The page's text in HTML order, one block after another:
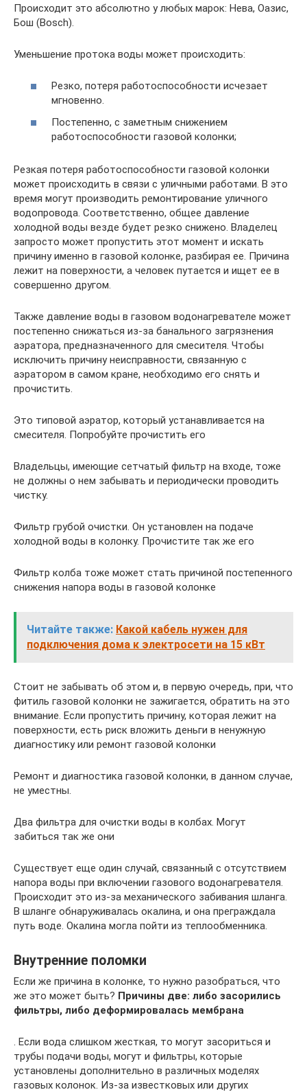
Происходит это абсолютно у любых марок: Нева, Оазис,
Бош (Bosch).
Уменьшение протока воды может происходить:
Резко, потеря работоспособности исчезает
мгновенно.
Постепенно, с заметным снижением
работоспособности газовой колонки;
Резкая потеря работоспособности газовой колонки
может происходить в связи с уличными работами. В это
время могут производить ремонтирование уличного
водопровода. Соответственно, общее давление
холодной воды везде будет резко снижено. Владелец
запросто может пропустить этот момент и искать
причину именно в газовой колонке, разбирая ее. Причина
лежит на поверхности, а человек путается и ищет ее в
совершенно другом.
Также давление воды в газовом водонагревателе может
постепенно снижаться из-за банального загрязнения
аэратора, предназначенного для смесителя. Чтобы
исключить причину неисправности, связанную с
аэратором в самом кране, необходимо его снять и
прочистить.
Это типовой аэратор, который устанавливается на
смесителя. Попробуйте прочистить его
Владельцы, имеющие сетчатый фильтр на входе, тоже
не должны о нем забывать и периодически проводить
чистку.
Фильтр грубой очистки. Он установлен на подаче
холодной воды в колонку. Прочистите так же его
Фильтр колба тоже может стать причиной постепенного
снижения напора воды в газовой колонке
Читайте также: Какой кабель нужен для
подключения дома к электросети на 15 кВт
Стоит не забывать об этом и, в первую очередь, при, что
фитиль газовой колонки не зажигается, обратить на это
внимание. Если пропустить причину, которая лежит на
поверхности, есть риск вложить деньги в ненужную
диагностику или ремонт газовой колонки
Ремонт и диагностика газовой колонки, в данном случае,
не уместны.
Два фильтра для очистки воды в колбах. Могут
забиться так же они
Существует еще один случай, связанный с отсутствием
напора воды при включении газового водонагревателя.
Происходит это из-за механического забивания шланга.
В шланге обнаруживалась окалина, и она преграждала
путь воде. Окалина могла пойти из теплообменника.
Внутренние поломки
Если же причина в колонке, то нужно разобраться, что
же это может быть? Причины две: либо засорились
фильтры, либо деформировалась мембрана
. Если вода слишком жесткая, то могут засориться и
трубы подачи воды, могут и фильтры, которые
установлены дополнительно в различных моделях
газовых колонок. Из-за известковых или других